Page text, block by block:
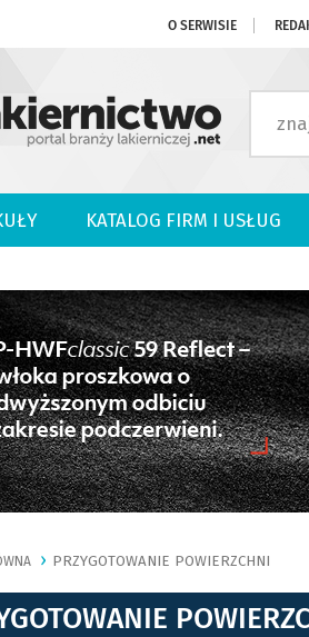
O SERWISIE
KATALOG FIRM I USŁUG
PRZYGOTOWANIE POWIERZCHNI